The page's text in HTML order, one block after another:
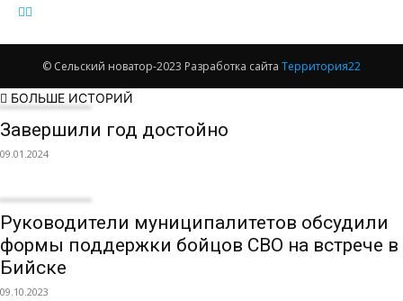
© Сельский новатор-2023 Разработка сайта Территория22
БОЛЬШЕ ИСТОРИЙ
Завершили год достойно
09.01.2024
Руководители муниципалитетов обсудили
формы поддержки бойцов СВО на встрече в
Бийске
09.10.2023